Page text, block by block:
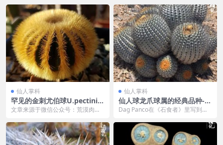
仙人掌科
罕见的金刺尤伯球U.pectinife
ra eriocactoides
文章来源于微信公众号：荒漠肉植
nia pe...
仙人掌科
仙人球龙爪球属的经典品种-黑
王丸系列的产地介绍
Dag Panco在《石食者》里写到，
物，最好的途...